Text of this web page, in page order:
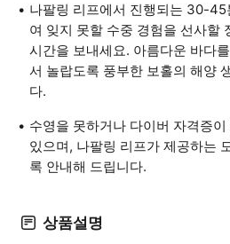
나팔링 리프에서 진행되는 30-
여 잊지 못할 수중 경험을 선사할
시간을 보내세요. 아름다운 바다
서 놀랍도록 풍부한 보홀의 해양
다.
수영을 못하거나 다이버 자격증
있으며, 나팔링 리프가 제공하는
록 안내해 드립니다.
상품설명